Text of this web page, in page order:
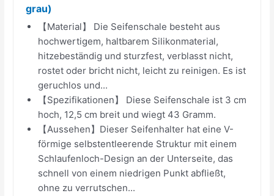
grau)
【Material】 Die Seifenschale besteht aus
hochwertigem, haltbarem Silikonmaterial,
hitzebeständig und sturzfest, verblasst nicht,
rostet oder bricht nicht, leicht zu reinigen. Es ist
geruchlos und...
【Spezifikationen】 Diese Seifenschale ist 3 cm
hoch, 12,5 cm breit und wiegt 43 Gramm.
【Aussehen】Dieser Seifenhalter hat eine V-
förmige selbstentleerende Struktur mit einem
Schlaufenloch-Design an der Unterseite, das
schnell von einem niedrigen Punkt abfließt,
ohne zu verrutschen...